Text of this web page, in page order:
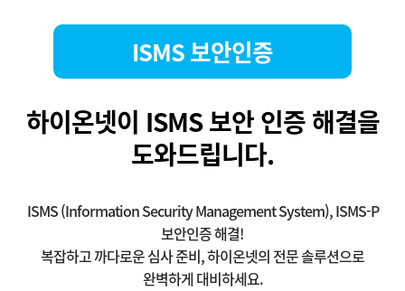
ISMS 보안인증
하이온넷이 ISMS 보안 인증 해결을
도와드립니다.
ISMS (Information Security Management System), ISMS-P
보안인증 해결!
복잡하고 까다로운 심사 준비, 하이온넷의 전문 솔루션으로
완벽하게 대비하세요.